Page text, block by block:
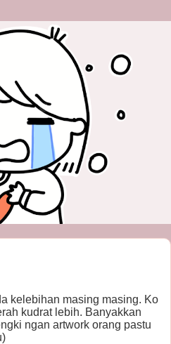
kelebihan masing masing. Ko
kudrat lebih. Banyakkan
ngan artwork orang pastu